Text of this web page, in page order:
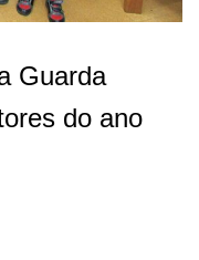
Guarda
do ano